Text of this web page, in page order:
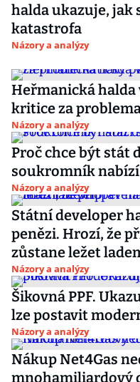
halda ukazuje, jak
katastrofa
Názory a analýzy
Heřmanická halda
kritice za
Názory a analýzy
Proč chce být stát
soukromník
Názory a analýzy
Státní developer
penězi. Hrozí, že
zůstane ležet
Názory a analýzy
Šikovná PPF.
lze postavit
Názory a analýzy
Nákup Net4Gas
mnohamiliardový